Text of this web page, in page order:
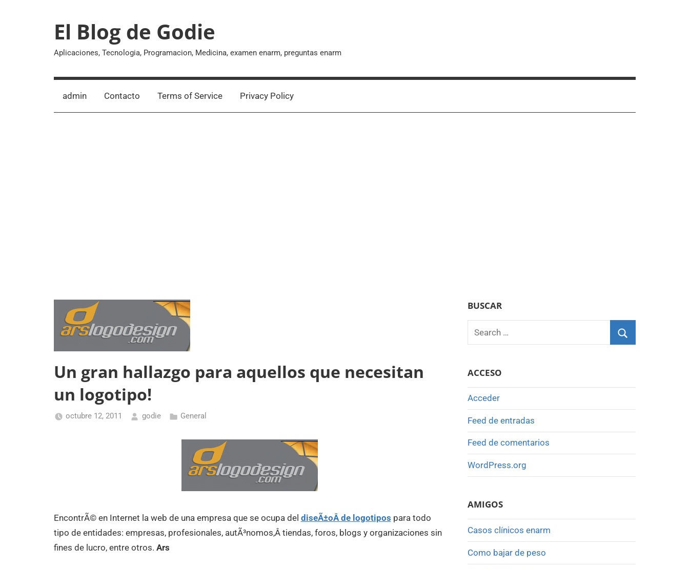
El Blog de Godie
Aplicaciones, Tecnologia, Programacion, Medicina, examen enarm, preguntas enarm
admin Contacto Terms of Service Privacy Policy
Un gran hallazgo para aquellos que necesitan
un logotipo!
octubre 12, 2011 godie General
EncontrÃ© en Internet la web de una empresa que se ocupa del diseÃ±oÂ de logotipos para todo
tipo de entidades: empresas, profesionales, autÃ³nomos,Â tiendas, foros, blogs y organizaciones sin
fines de lucro, entre otros. Ars
BUSCAR
Search
for:
ACCESO
Acceder
Feed de entradas
Feed de comentarios
WordPress.org
AMIGOS
Casos clínicos enarm
Como bajar de peso